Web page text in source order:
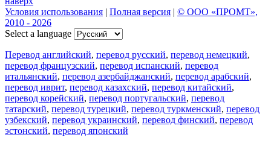
Условия использования | Полная версия | © ООО «ПРОМТ»,
2010 - 2026
Select a language
Перевод английский, перевод русский, перевод немецкий,
перевод французский, перевод испанский, перевод
итальянский, перевод азербайджанский, перевод арабский,
перевод иврит, перевод казахский, перевод китайский,
перевод корейский, перевод португальский, перевод
татарский, перевод турецкий, перевод туркменский, перевод
узбекский, перевод украинский, перевод финский, перевод
эстонский, перевод японский